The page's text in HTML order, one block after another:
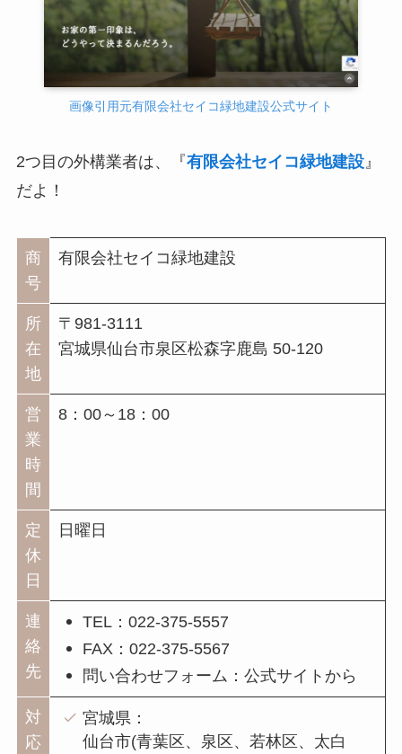
画像引用元有限会社セイコ緑地建設公式サイト
2つ目の外構業者は、『有限会社セイコ緑地建設』
だよ！
商
号
有限会社セイコ緑地建設
所
在
地
〒981-3111
宮城県仙台市泉区松森字鹿島 50-120
営
業
時
間
8：00～18：00
定
休
日
日曜日
連
絡
先
TEL：022-375-5557
FAX：022-375-5567
問い合わせフォーム：公式サイトから
対
応
宮城県：
仙台市(青葉区、泉区、若林区、太白